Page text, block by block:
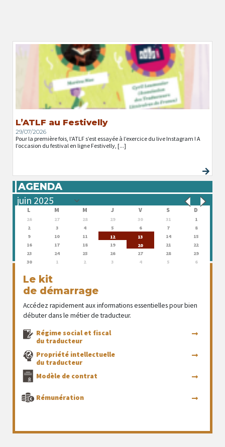
L’ATLF au Festivelly
29/07/2026
Pour la première fois, l’ATLF s’est essayée à l’exercice du live Instagram ! A
l’occasion du festival en ligne Festivelly, [...]
AGENDA
L M M J V S D
26 27 28 29 30 31
1
2
3 4 5 6 7
8
9
10 11 12 13 14
15
16
17 18 19 20 21
22
23
24 25 26 27 28
29
30
1 2 3 4 5 6
Le kit
de démarrage
Accédez rapidement aux informations essentielles pour bien
débuter dans le métier de traducteur.
Régime social et fiscal
du traducteur
Propriété intellectuelle
du traducteur
Modèle de contrat
Rémunération